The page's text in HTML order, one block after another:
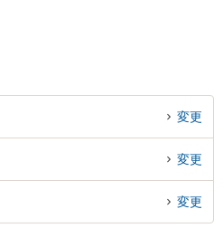
変更
変更
変更